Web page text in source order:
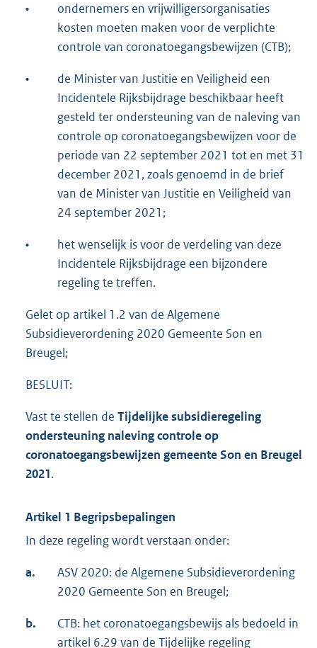
•
ondernemers en vrijwilligersorganisaties
kosten moeten maken voor de verplichte
controle van coronatoegangsbewijzen (CTB);
•
de Minister van Justitie en Veiligheid een
Incidentele Rijksbijdrage beschikbaar heeft
gesteld ter ondersteuning van de naleving van
controle op coronatoegangsbewijzen voor de
periode van 22 september 2021 tot en met 31
december 2021, zoals genoemd in de brief
van de Minister van Justitie en Veiligheid van
24 september 2021;
•
het wenselijk is voor de verdeling van deze
Incidentele Rijksbijdrage een bijzondere
regeling te treffen.
Gelet op artikel 1.2 van de Algemene
Subsidieverordening 2020 Gemeente Son en
Breugel;
BESLUIT:
Vast te stellen de Tijdelijke subsidieregeling
ondersteuning naleving controle op
coronatoegangsbewijzen gemeente Son en Breugel
2021.
Artikel 1 Begripsbepalingen
In deze regeling wordt verstaan onder:
a.
ASV 2020: de Algemene Subsidieverordening
2020 Gemeente Son en Breugel;
b.
CTB: het coronatoegangsbewijs als bedoeld in
artikel 6.29 van de Tijdelijke regeling